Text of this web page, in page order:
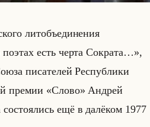
лит­объеди­не­ния
есть черта Сократа…»,
пи­са­те­лей Рес­пуб­ли­ки
пре­мии «Слово» Ан­дрей
ещё в да­лё­ком 1977